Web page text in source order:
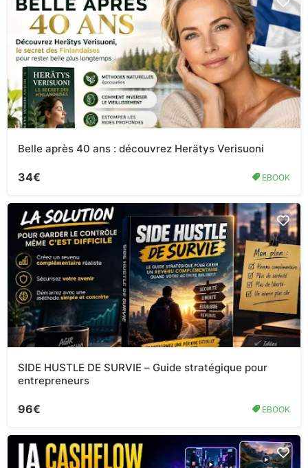
Belle après 40 ans : découvrez Herätys Verisuoni
34€ EBOOK
SIDE HUSTLE DE SURVIE – Guide stratégique pour
entrepreneurs
96€ EBOOK